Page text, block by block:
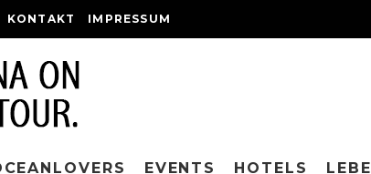
KONTAKT IMPRESSUM
EVENTS HOTELS